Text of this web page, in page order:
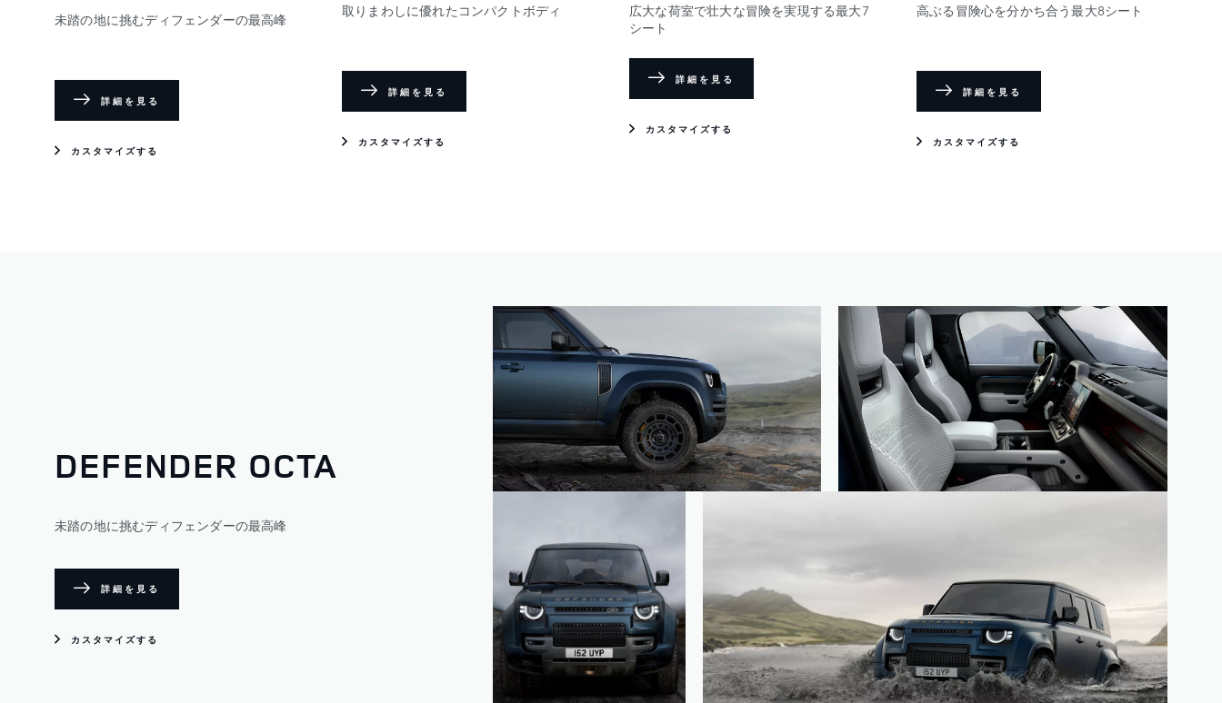
未踏の地に挑むディフェンダーの最高峰
詳細を見る
カスタマイズする
取りまわしに優れたコンパクトボディ
詳細を見る
カスタマイズする
広大な荷室で壮大な冒険を実現する最大7
シート
詳細を見る
カスタマイズする
高ぶる冒険心を分かち合う最大8シート
詳細を見る
カスタマイズする
DEFENDER OCTA
未踏の地に挑むディフェンダーの最高峰
詳細を見る
カスタマイズする